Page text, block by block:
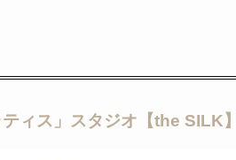
ィス」スタジオ 【the SILK